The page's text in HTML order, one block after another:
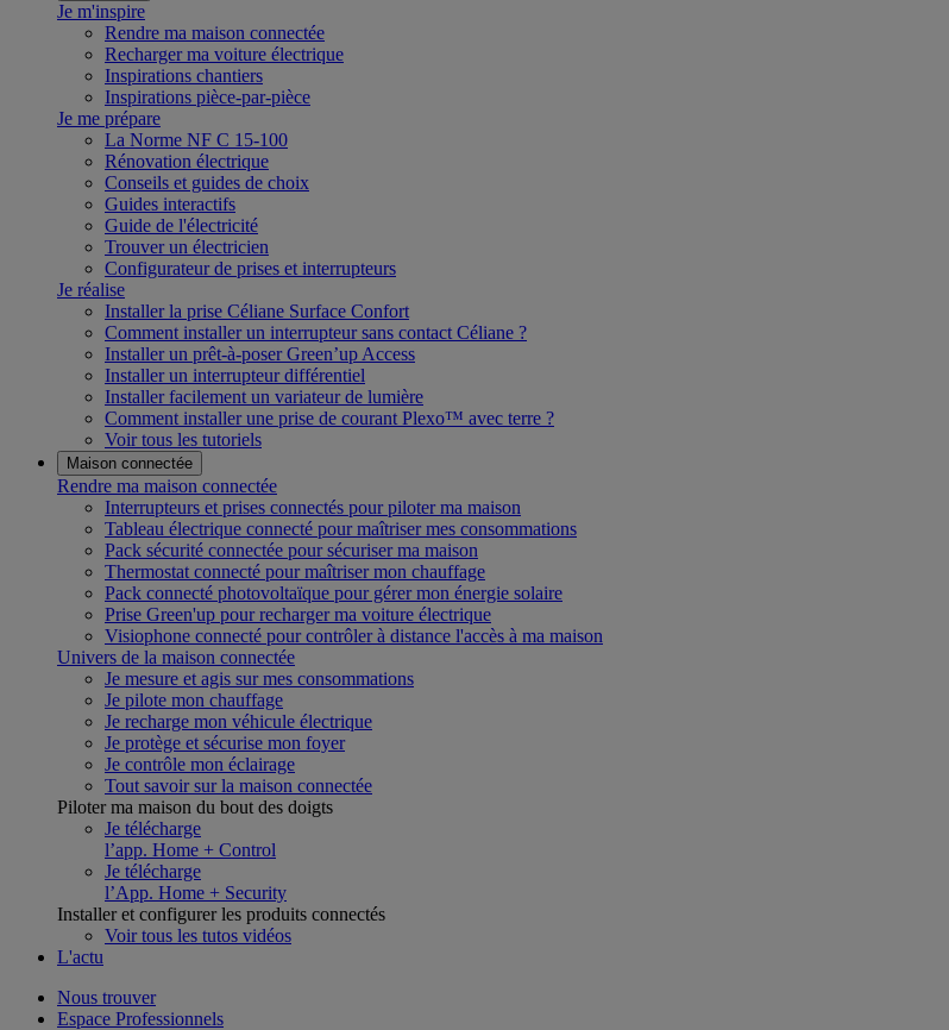
Je m'inspire
Rendre ma maison connectée
Recharger ma voiture électrique
Inspirations chantiers
Inspirations pièce-par-pièce
Je me prépare
La Norme NF C 15-100
Rénovation électrique
Conseils et guides de choix
Guides interactifs
Guide de l'électricité
Trouver un électricien
Configurateur de prises et interrupteurs
Je réalise
Installer la prise Céliane Surface Confort
Comment installer un interrupteur sans contact Céliane ?
Installer un prêt-à-poser Green’up Access
Installer un interrupteur différentiel
Installer facilement un variateur de lumière
Comment installer une prise de courant Plexo™ avec terre ?
Voir tous les tutoriels
Maison connectée
Rendre ma maison connectée
Interrupteurs et prises connectés pour piloter ma maison
Tableau électrique connecté pour maîtriser mes consommations
Pack sécurité connectée pour sécuriser ma maison
Thermostat connecté pour maîtriser mon chauffage
Pack connecté photovoltaïque pour gérer mon énergie solaire
Prise Green'up pour recharger ma voiture électrique
Visiophone connecté pour contrôler à distance l'accès à ma maison
Univers de la maison connectée
Je mesure et agis sur mes consommations
Je pilote mon chauffage
Je recharge mon véhicule électrique
Je protège et sécurise mon foyer
Je contrôle mon éclairage
Tout savoir sur la maison connectée
Piloter ma maison du bout des doigts
Je télécharge
l’app. Home + Control
Je télécharge
l’App. Home + Security
Installer et configurer les produits connectés
Voir tous les tutos vidéos
L'actu
Nous trouver
Espace Professionnels